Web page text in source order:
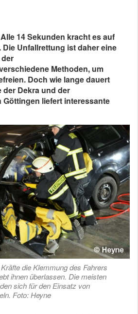
14 Sekunden kracht es auf
Unfallrettung ist daher eine
Methoden, um
Doch wie lange dauert
der Dekra und der
liefert interes­sante
die Klemmung des Fahrers
ihnen überlassen. Die meisten
sich für den Einsatz von
Foto: Heyne